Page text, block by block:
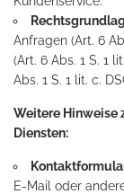
Anfragen (Art. 6
(Art. 6 Abs. 1 S. 1
Abs. 1 S. 1 lit. c.
Weitere Hinweise
Diensten:
E-Mail oder